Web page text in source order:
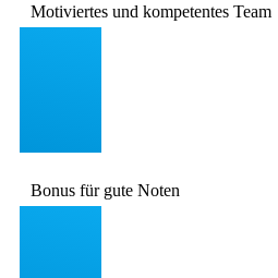
Motiviertes und kompetentes Team
Bonus für gute Noten